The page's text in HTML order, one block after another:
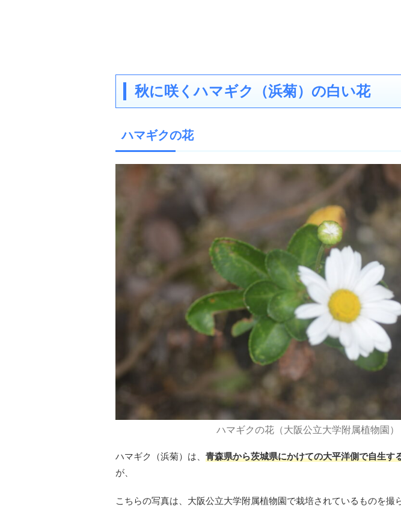
秋に咲くハマギク（浜菊）の白い花
ハマギクの花
ハマギクの花（大阪公立大学附属植物園）
ハマギク（浜菊）は、 青森県から茨城県にかけての大平洋側で自生す
が、
こちらの写真は、大阪公立大学附属植物園で栽培されているものを撮